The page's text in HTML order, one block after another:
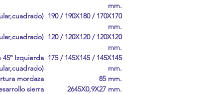
mm.
190 / 190X180 / 170X170
mm.
120 / 120X120 / 120X120
mm.
Izquierda 175 / 145X145 / 145X145
mm.
mordaza
85 mm.
sierra
2645X0,9X27 mm.